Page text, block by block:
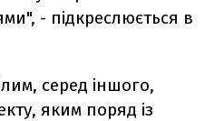
- підкреслюється в
серед іншого,
яким поряд із